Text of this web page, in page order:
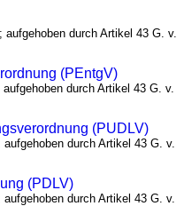
durch Artikel 43 G. v.
(PEntgV)
durch Artikel 43 G. v.
(PUDLV)
durch Artikel 43 G. v.
(PDLV)
durch Artikel 43 G. v.